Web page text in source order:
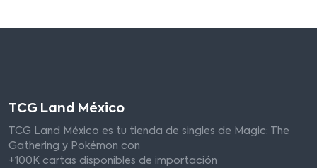
TCG Land México
TCG Land México es tu tienda de singles de Magic: The
Gathering y Pokémon con
+100K cartas disponibles de importación